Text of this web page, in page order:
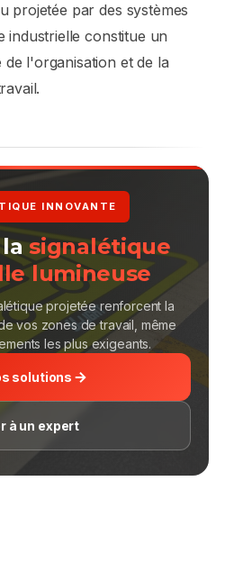
projetée par des systèmes
industrielle constitue un
l'organisation et de la
INNOVANTE
lasignalétique
lumineuse
projetée renforcent la
vos zones de travail, même
les plus exigeants.
solutions
à un expert